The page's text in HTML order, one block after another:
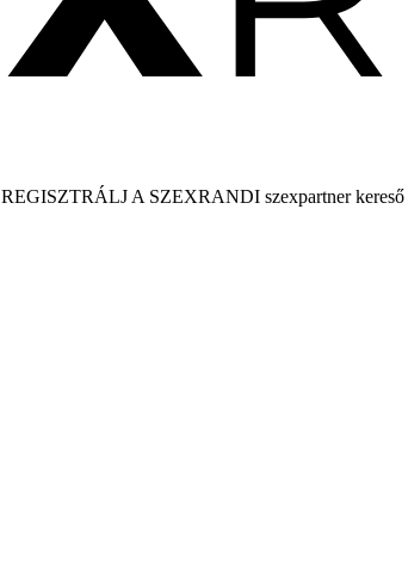
REGISZTRÁLJ A SZEXRANDI szexpartner kereső